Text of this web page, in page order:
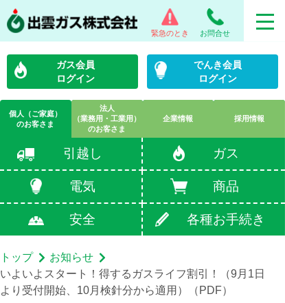
緊急のとき お問合せ
ガス会員
ログイン
でんき会員
ログイン
個人（ご家庭）
のお客さま
法人
（業務用・工業用）
のお客さま
企業情報 採用情報
引越し ガス
電気 商品
安全 各種お手続き
トップ
お知らせ
いよいよスタート！得するガスライフ割引！（9月1日
より受付開始、10月検針分から適用）（PDF）